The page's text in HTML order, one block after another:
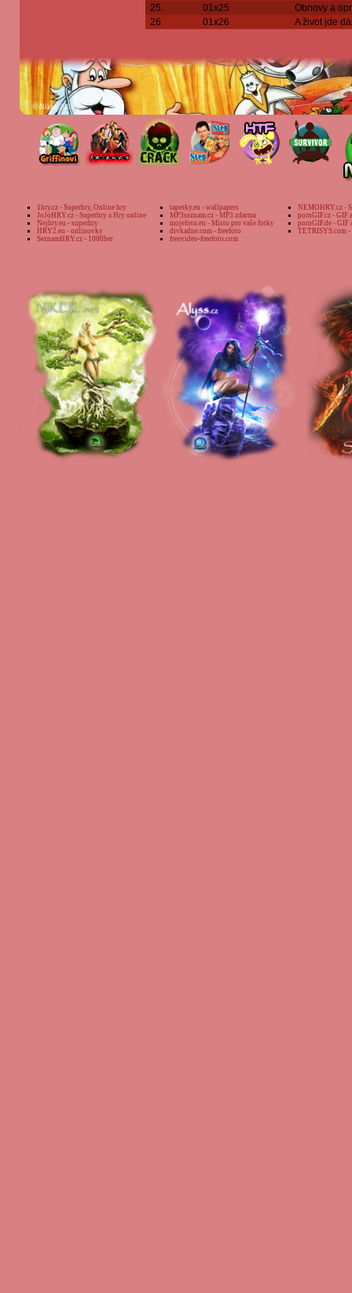
25.
01x25
Obnovy a
26.
01x26 A život jde
©Nikee 2005
1hry.cz - Superhry, Online hry
JoJoHRY.cz - Superhry a Hry online
Nejhry.eu - superhry
HRY2.eu - onlinovky
SeznamHRY.cz - 1000her
tapetky.eu - wallpapers
MP3seznam.cz - MP3 zdarma
mojefoto.eu - Místo pro vaše fotky
divkadne.com - freefoto
freevideo-freefoto.com
NEMOHRY.cz -
pornGIF.cz - GIF
pornGIF.de - GIF
TETRISYS.com